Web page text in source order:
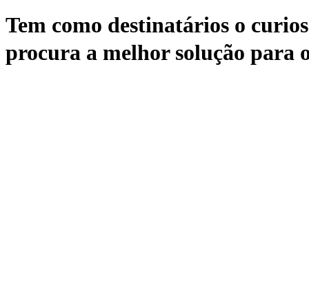
Tem como destinatários o
procura a melhor solução para